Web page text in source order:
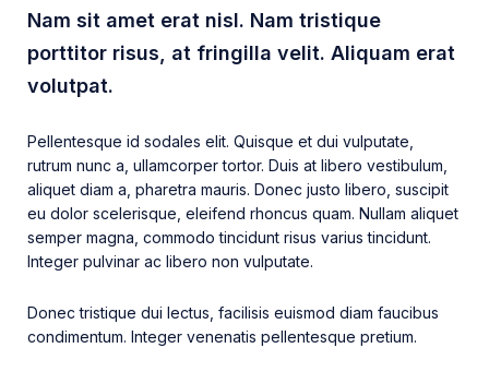
Nam sit amet erat nisl. Nam tristique
porttitor risus, at fringilla velit. Aliquam erat
volutpat.
Pellentesque id sodales elit. Quisque et dui vulputate,
rutrum nunc a, ullamcorper tortor. Duis at libero vestibulum,
aliquet diam a, pharetra mauris. Donec justo libero, suscipit
eu dolor scelerisque, eleifend rhoncus quam. Nullam aliquet
semper magna, commodo tincidunt risus varius tincidunt.
Integer pulvinar ac libero non vulputate.
Donec tristique dui lectus, facilisis euismod diam faucibus
condimentum. Integer venenatis pellentesque pretium.